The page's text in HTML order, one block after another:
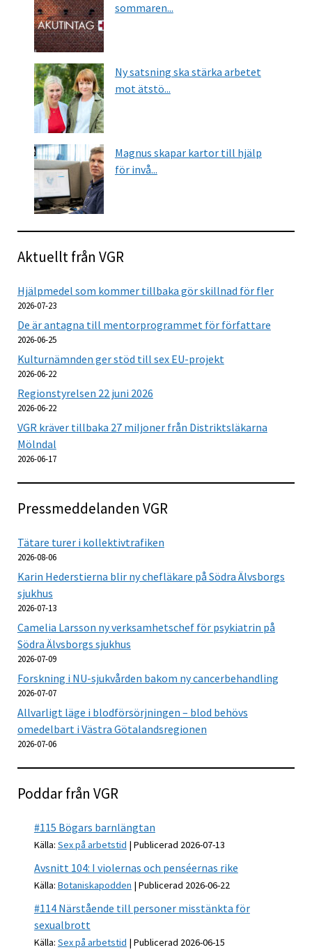
sommaren...
Ny satsning ska stärka arbetet
mot ätstö...
Magnus skapar kartor till hjälp
för invå...
Aktuellt från VGR
Hjälpmedel som kommer tillbaka gör skillnad för fler
2026-07-23
De är antagna till mentorprogrammet för författare
2026-06-25
Kulturnämnden ger stöd till sex EU-projekt
2026-06-22
Regionstyrelsen 22 juni 2026
2026-06-22
VGR kräver tillbaka 27 miljoner från Distriktsläkarna
Mölndal
2026-06-17
Pressmeddelanden VGR
Tätare turer i kollektivtrafiken
2026-08-06
Karin Hederstierna blir ny chefläkare på Södra Älvsborgs
sjukhus
2026-07-13
Camelia Larsson ny verksamhetschef för psykiatrin på
Södra Älvsborgs sjukhus
2026-07-09
Forskning i NU-sjukvården bakom ny cancerbehandling
2026-07-07
Allvarligt läge i blodförsörjningen – blod behövs
omedelbart i Västra Götalandsregionen
2026-07-06
Poddar från VGR
#115 Bögars barnlängtan
Källa: Sex på arbetstid Publicerad 2026-07-13
Avsnitt 104: I violernas och penséernas rike
Källa: Botaniskapodden Publicerad 2026-06-22
#114 Närstående till personer misstänkta för
sexualbrott
Källa: Sex på arbetstid Publicerad 2026-06-15